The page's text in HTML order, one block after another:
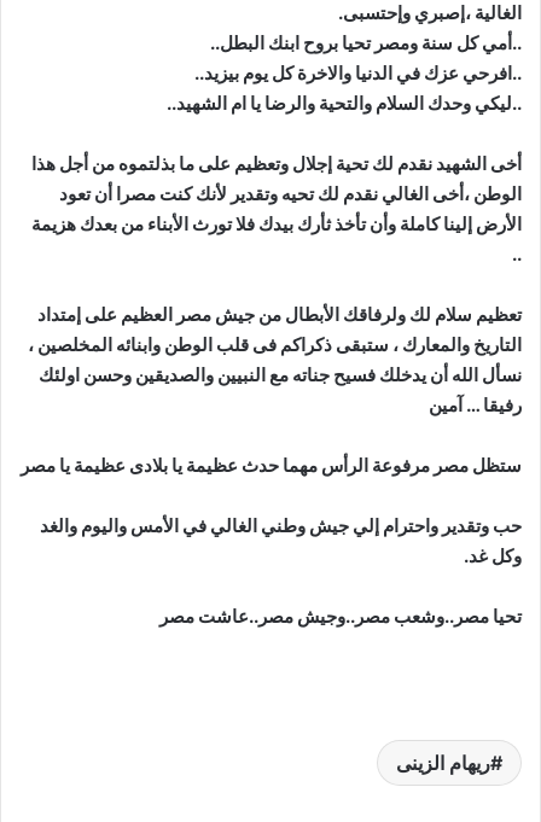
الغالية ،إصبري وإحتسبى.
..أمي كل سنة ومصر تحيا بروح ابنك البطل..
..افرحي عزك في الدنيا والاخرة كل يوم بيزيد..
..ليكي وحدك السلام والتحية والرضا يا ام الشهيد..
أخى الشهيد نقدم لك تحية إجلال وتعظيم على ما بذلتموه من أجل هذا
الوطن ،أخى الغالي نقدم لك تحيه وتقدير لأنك كنت مصرا أن تعود
الأرض إلينا كاملة وأن تأخذ ثأرك بيدك فلا تورث الأبناء من بعدك هزيمة
..
تعظيم سلام لك ولرفاقك الأبطال من جيش مصر العظيم على إمتداد
التاريخ والمعارك ، ستبقى ذكراكم فى قلب الوطن وابنائه المخلصين ،
نسأل الله أن يدخلك فسيح جناته مع النبيين والصديقين وحسن اولئك
رفيقا … آمين
ستظل مصر مرفوعة الرأس مهما حدث عظيمة يا بلادى عظيمة يا مصر
حب وتقدير واحترام إلي جيش وطني الغالي في الأمس واليوم والغد
وكل غد‏.‏
تحيا مصر..وشعب مصر..وجيش مصر..عاشت مصر
ريهام الزينى